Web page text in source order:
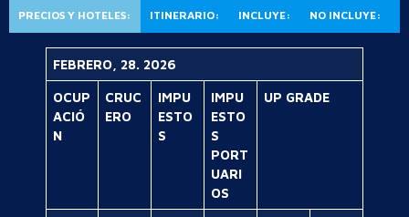
PRECIOS Y HOTELES: ITINERARIO: INCLUYE: NO INCLUYE:
FEBRERO, 28. 2026
OCUP
ACIÓ
N
CRUC
ERO
IMPU
ESTO
S
IMPU
ESTO
S
PORT
UARI
OS
UP GRADE